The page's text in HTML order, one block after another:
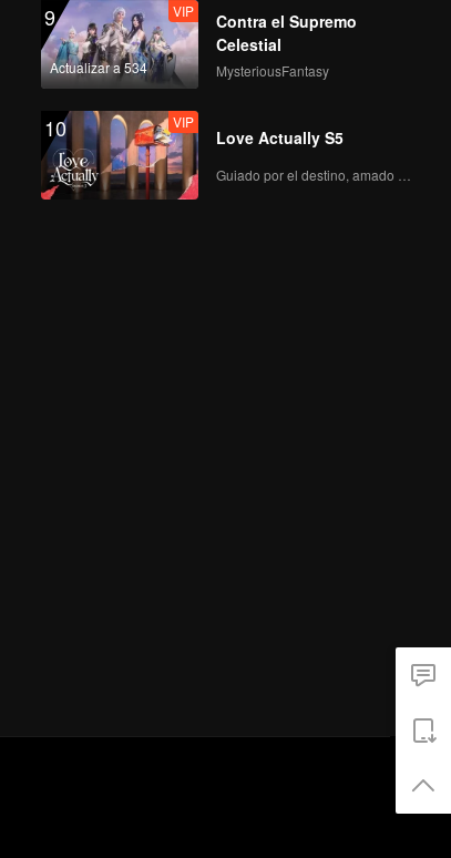
9
Actualizar a 534
VIP
Contra el Supremo
Celestial
MysteriousFantasy
10 VIP
Love Actually S5